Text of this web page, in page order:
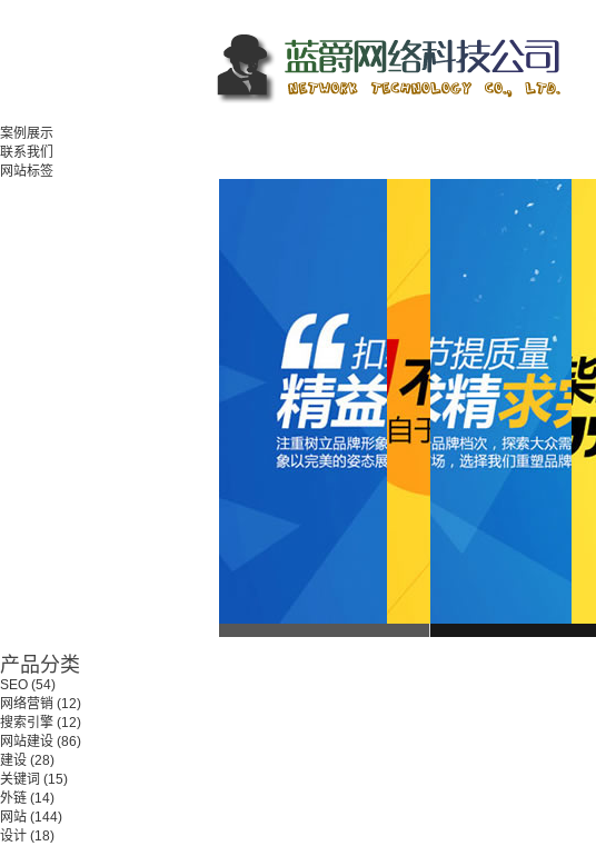
案例展示
联系我们
网站标签
产品分类
SEO (54)
网络营销 (12)
搜索引擎 (12)
网站建设 (86)
建设 (28)
关键词 (15)
外链 (14)
网站 (144)
设计 (18)